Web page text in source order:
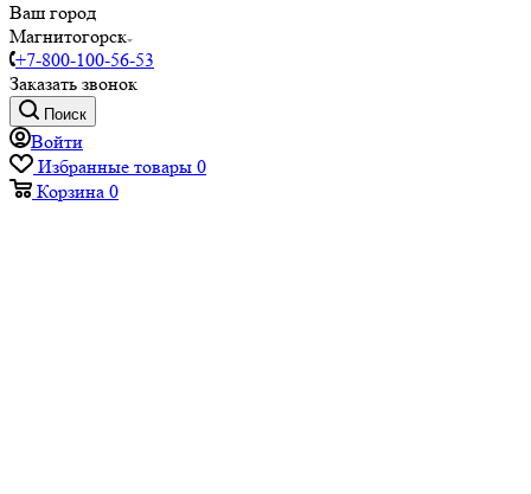
Ваш город
Магнитогорск
+7-800-100-56-53
Заказать звонок
Поиск
Войти
Избранные товары 0
Корзина 0